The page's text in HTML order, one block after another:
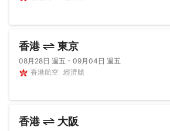
香港 東京
08月28日 週五 - 09月04日 週五
香港航空 經濟艙
香港 大阪